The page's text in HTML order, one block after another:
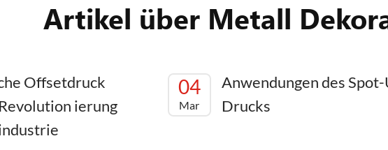
Artikel über Metall
Offsetdruck
ierung
04
Mar
Anwendungen des
Drucks